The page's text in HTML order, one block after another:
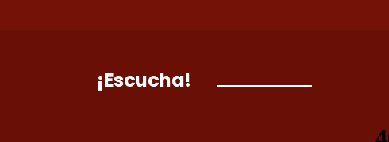
¡Escucha!